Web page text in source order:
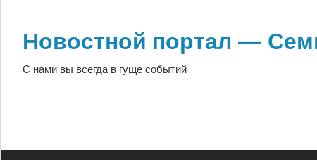
содержимому
Новостной портал —
С нами вы всегда в гуще событий